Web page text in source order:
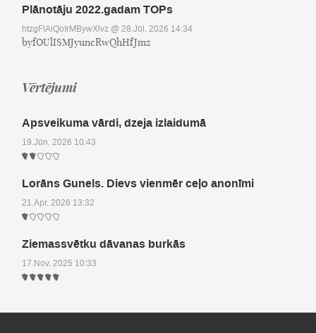
Plānotāju 2022.gadam TOPs
htzgFIAiQoIrMBywXlvz @ 28.Jūl, 2026 14:34
byfOUlISMJyuncRwQhHfJmz
Vērtējumi
Apsveikuma vārdi, dzeja izlaidumā
19.Jūn, 2026 10:43
Lorāns Gunels. Dievs vienmēr ceļo anonīmi
21.Apr, 2026 13:32
Ziemassvētku dāvanas burkās
17.Nov, 2025 10:33